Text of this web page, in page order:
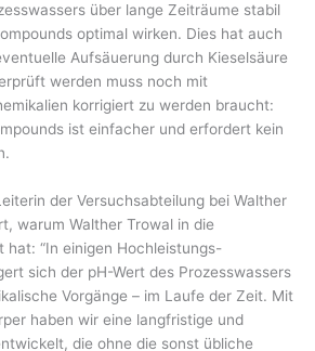
über lange Zeiträume stabil
optimal wirken. Dies hat auch
Aufsäuerung durch Kieselsäure
werden muss noch mit
korrigiert zu werden braucht:
ist einfacher und erfordert kein
der Versuchsabteilung bei Walther
warum Walther Trowal in die
hat: “In einigen Hochleistungs-
sich der pH-Wert des Prozesswassers
Vorgänge – im Laufe der Zeit. Mit
haben wir eine langfristige und
die ohne die sonst übliche